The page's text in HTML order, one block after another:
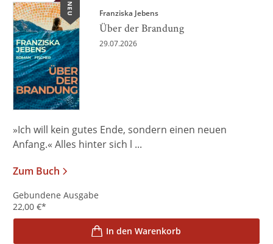
NEU Franziska Jebens
Über der Brandung
29.07.2026
»Ich will kein gutes Ende, sondern einen neuen
Anfang.« Alles hinter sich l ...
Zum Buch
Gebundene Ausgabe
22,00 €*
In den Warenkorb